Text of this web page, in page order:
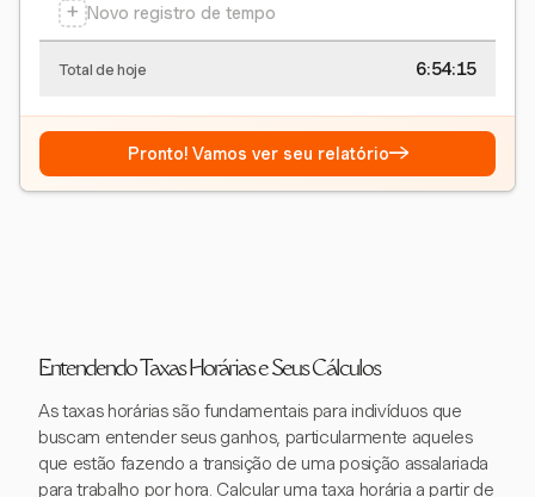
+ Novo registro de tempo
Total de hoje 6:54:15
Pronto! Vamos ver seu relatório→
Entendendo Taxas Horárias e Seus Cálculos
As taxas horárias são fundamentais para indivíduos que
buscam entender seus ganhos, particularmente aqueles
que estão fazendo a transição de uma posição assalariada
para trabalho por hora. Calcular uma taxa horária a partir de